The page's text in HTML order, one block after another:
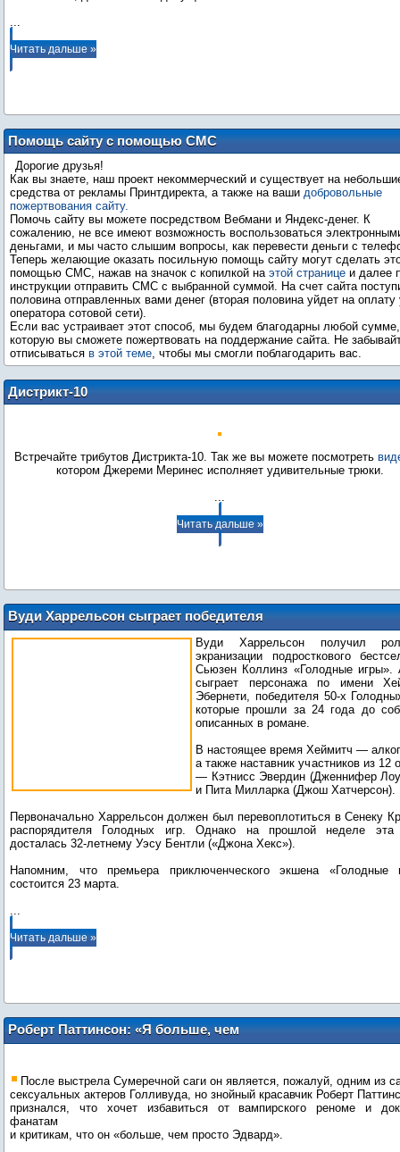
...
Читать дальше »
Помощь сайту с помощью СМС
Дорогие друзья!
Как вы знаете, наш проект некоммерческий и существует на
средства от рекламы Принтдиректа, а также на ваши добровольные
пожертвования сайту.
Помочь сайту вы можете посредством Вебмани и Яндекс-денег. К
сожалению, не все имеют возможность воспользоваться
деньгами, и мы часто слышим вопросы, как перевести деньги с
Теперь желающие оказать посильную помощь сайту могут сделать
помощью СМС, нажав на значок с копилкой на этой странице и далее
инструкции отправить СМС с выбранной суммой. На счет сайта
половина отправленных вами денег (вторая половина уйдет на оплату
оператора сотовой сети).
Если вас устраивает этот способ, мы будем благодарны любой сумме,
которую вы сможете пожертвовать на поддержание сайта. Не
отписываться в этой теме, чтобы мы смогли поблагодарить вас.
Дистрикт-10
Встречайте трибутов Дистрикта-10. Так же вы можете посмотреть
...
Читать дальше »
Вуди Харрельсон сыграет победителя
«Голодных игр»
Вуди Харрельсон получил
экранизации подросткового
Сьюзен Коллинз «Голодные игры».
сыграет персонажа по имени
Эбернети, победителя 50-х
которые прошли за 24 года до
описанных в романе.
В настоящее время Хеймитч —
а также наставник участников из 12
— Кэтнисс Эвердин (Дженнифер
и Пита Милларка (Джош Хатчерсон).
Первоначально Харрельсон должен был перевоплотиться в Сенеку
распорядителя Голодных игр. Однако на прошлой неделе эта
досталась 32-летнему Уэсу Бентли («Джона Хекс»).
Напомним, что премьера приключенческого экшена «Голодные
...
Читать дальше »
Роберт Паттинсон: «Я больше, чем
Эдвард Каллен»
После выстрела Сумеречной саги он является, пожалуй, одним из
сексуальных актеров Голливуда, но знойный красавчик Роберт
признался, что хочет избавиться от вампирского реноме и
фанатам
и критикам, что он «больше, чем просто Эдвард».